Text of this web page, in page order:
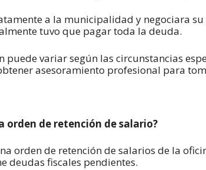
a la municipalidad y negociara
tuvo que pagar toda la deuda.
variar según las circunstancias
asesoramiento profesional para
orden de retención de salario?
orden de retención de salarios de la
deudas fiscales pendientes.